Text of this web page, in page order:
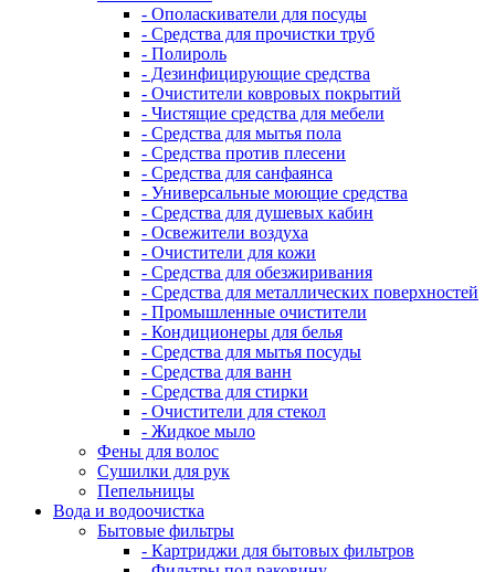
- Ополаскиватели для посуды
- Средства для прочистки труб
- Полироль
- Дезинфицирующие средства
- Очистители ковровых покрытий
- Чистящие средства для мебели
- Средства для мытья пола
- Средства против плесени
- Средства для санфаянса
- Универсальные моющие средства
- Средства для душевых кабин
- Освежители воздуха
- Очистители для кожи
- Средства для обезжиривания
- Средства для металлических поверхностей
- Промышленные очистители
- Кондиционеры для белья
- Средства для мытья посуды
- Средства для ванн
- Средства для стирки
- Очистители для стекол
- Жидкое мыло
Фены для волос
Сушилки для рук
Пепельницы
Вода и водоочистка
Бытовые фильтры
- Картриджи для бытовых фильтров